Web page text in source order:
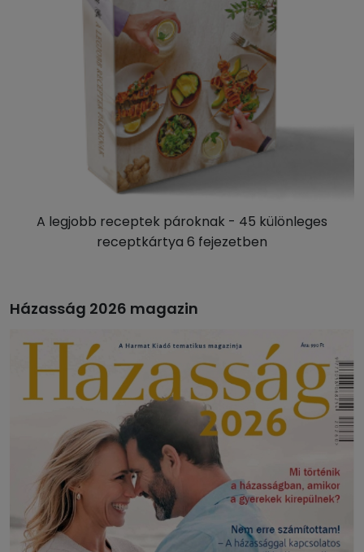
A legjobb receptek pároknak - 45 különleges
receptkártya 6 fejezetben
Házasság 2026 magazin